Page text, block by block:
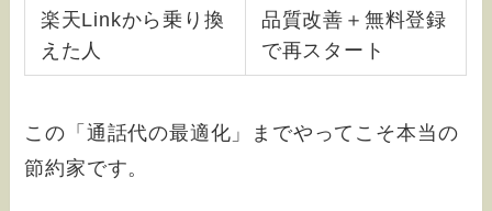
楽天Linkから乗り換
えた人
品質改善＋無料登録
で再スタート
この「通話代の最適化」までやってこそ本当の
節約家です。